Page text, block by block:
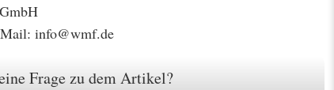
info@wmf.de
Frage zu dem Artikel?